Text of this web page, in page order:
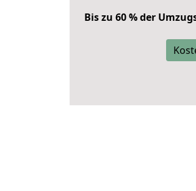
Bis zu 60 % der